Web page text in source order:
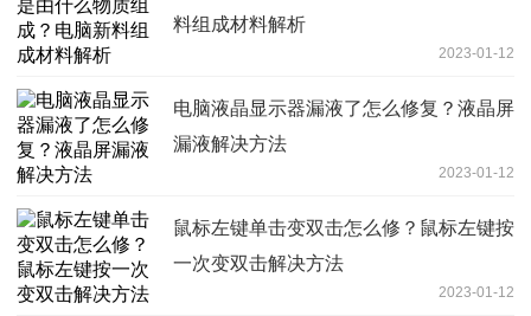
料组成材料解析
2023-01-12
电脑液晶显示器漏液了怎么修复？液晶屏
漏液解决方法
2023-01-12
鼠标左键单击变双击怎么修？鼠标左键按
一次变双击解决方法
2023-01-12